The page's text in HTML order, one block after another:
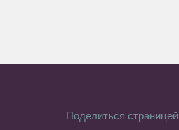
Поделиться страницей